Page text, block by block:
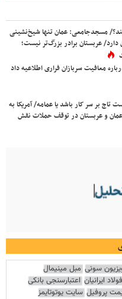
مسجدجامعی: عمان تنها شیخ‌نشینی
دارد/ عربستان برادر بزرگ‌تر نیست؛
معافیت سربازان فراری اطلاعیه داد
تاج بر سر کار باشد یا عمامه/ آمریکا به
و عربستان در توقف حملات نقش
سونی مبل مینیمال
ایرانیان اعتبارسنجی بانکی
پروفیل سایت یوتوتایمز